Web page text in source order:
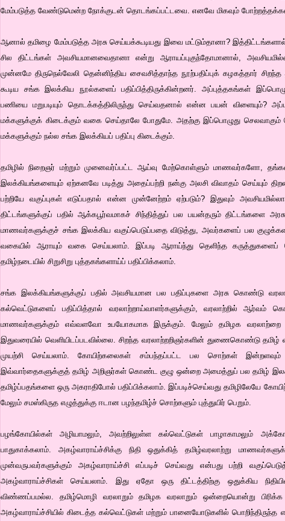
மேம்படுத்த வேண்டுமென்ற நோக்குடன் தொடங்கப்பட்டவை. எனவே மிகவும்
ஆனால் தமிழை மேம்படுத்த அரசு செய்யக்கூடியது இவை மட்டும்தானா?
சில திட்டங்கள் அவசியமானவைதானா என்று ஆராயப்புகுந்தோமானால்,
முன்னமே திருநெல்வேலி தென்னிந்திய சைவசித்தாந்த நூற்பதிப்புக் கழகத்தார்
கூடிய சங்க இலக்கிய நூல்களைப் பதிப்பித்திருக்கின்றனர். அப்புத்தகங்கள்
பணியை மறுபடியும் தொடக்கத்திலிருந்து செய்வதனால் என்ன பயன் விளையும்?
மக்களுக்குக் கிடைக்கும் வகை செய்தாலே போதுமே. அதற்கு இப்பொழுது
மக்களுக்கும் நல்ல சங்க இலக்கியப் பதிப்பு கிடைக்கும்.
தமிழில் நிறைஞர் மற்றும் முனைவர்ப்பட்ட ஆய்வு மேற்கொள்ளும் மாணவர்களோ,
இலக்கியங்களையும் ஏற்கனவே படித்து அதைப்பற்றி நன்கு அலசி விவாதம் செய்யும்
பற்றியே வகுப்புகள் எடுப்பதால் என்ன முன்னேற்றம் ஏற்படும்? இதுவும்
திட்டங்களுக்குப் பதில் ஆக்கபூர்வமாகச் சிந்தித்துப் பல பயன்தரும் திட்டங்களை
மாணவர்களுக்குச் சங்க இலக்கிய வகுப்பெடுப்பதை விடுத்து, அவர்களைப் பல
வகையில் ஆராயும் வகை செய்யலாம். இப்படி ஆராய்ந்து தெளிந்த
தமிழ்நடையில் சிறுசிறு புத்தகங்களாய்ப் பதிப்பிக்கலாம்.
சங்க இலக்கியங்களுக்குப் பதில் அவசியமான பல பதிப்புகளை அரசு கொண்டு
கல்வெட்டுகளைப் பதிப்பித்தால் வரலாற்றாய்வாளர்களுக்கும், வரலாற்றில் ஆர்வம்
மாணவர்களுக்கும் எவ்வளவோ உபயோகமாக இருக்கும். மேலும் தமிழக வரலாற்றை
இதுவரையில் வெளியிடப்படவில்லை. சிறந்த வரலாற்றறிஞர்களின் துணைகொண்டு தமிழ்
முயற்சி செய்யலாம். கோயிற்கலைகள் சம்பந்தப்பட்ட பல சொற்கள் இன்றளவும்
இவ்வார்தைகளுக்குத் தமிழ் அறிஞர்கள் கொண்ட குழு ஒன்றை அமைத்துப் பல தமிழ்
தமிழ்ப்பதங்களை ஒரு அகராதிபோல் பதிப்பிக்கலாம். இப்படிச்செய்வது தமிழிலேயே
மேலும் சமஸ்கிருத எழுத்துக்கு ஈடான பழந்தமிழ்ச் சொற்களும் புத்துயிர் பெறும்.
பழங்கோயில்கள் அழியாமலும், அவற்றிலுள்ள கல்வெட்டுகள் பாழாகாமலும்
பாதுகாக்கலாம். அகழ்வாராய்ச்சிக்கு நிதி ஒதுக்கித் தமிழ்வரலாற்று
முன்வருபவர்களுக்கும் அகழ்வாராய்ச்சி எப்படிச் செய்வது என்பது பற்றி
அகழ்வாராய்ச்சிகள் செய்யலாம். இது ஏதோ ஒரு திட்டத்திற்கு ஒதுக்கிய
விண்ணப்பமல்ல. தமிழ்மொழி வரலாறும் தமிழக வரலாறும் ஒன்றையொன்று
அகழ்வாராய்ச்சியில் கிடைத்த கல்வெட்டுகள் மற்றும் பானையோடுகளில் பொறிந்திருந்த